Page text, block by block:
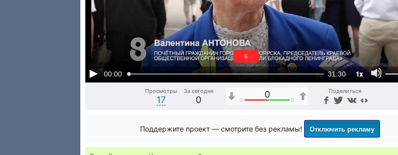
00:00 31:30 1x
5
Просмотры
17
За сегодня
0
0
0 0
Поделиться
Поддержите проект — смотрите без рекламы! Отключить рекламу